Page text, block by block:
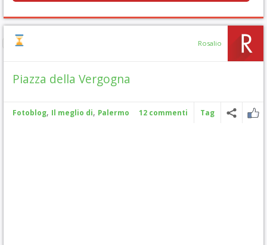
Rosalio
Piazza della Vergogna
Fotoblog, Il meglio di, Palermo 12 commenti Tag